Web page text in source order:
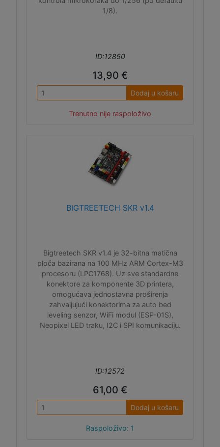
1/8).
ID:12850
13,90 €
Dodaj u košaru
Trenutno nije raspoloživo
BIGTREETECH SKR v1.4
Bigtreetech SKR v1.4 je 32-bitna matična
ploča bazirana na 100 MHz ARM Cortex-M3
procesoru (LPC1768). Uz sve standardne
konektore za komponente 3D printera,
omogućava jednostavna proširenja
zahvaljujući konektorima za auto bed
leveling senzor, WiFi modul (ESP-01S),
Neopixel LED traku, I2C i SPI komunikaciju.
ID:12572
61,00 €
Dodaj u košaru
Raspoloživo: 1